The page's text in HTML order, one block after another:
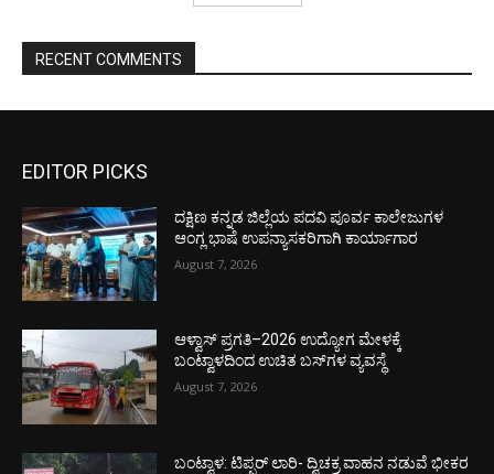
RECENT COMMENTS
EDITOR PICKS
ದಕ್ಷಿಣ ಕನ್ನಡ ಜಿಲ್ಲೆಯ ಪದವಿ ಪೂರ್ವ ಕಾಲೇಜುಗಳ
ಆಂಗ್ಲ ಭಾಷೆ ಉಪನ್ಯಾಸಕರಿಗಾಗಿ ಕಾರ್ಯಾಗಾರ
August 7, 2026
ಆಳ್ವಾಸ್ ಪ್ರಗತಿ–2026 ಉದ್ಯೋಗ ಮೇಳಕ್ಕೆ
ಬಂಟ್ವಾಳದಿಂದ ಉಚಿತ ಬಸ್‌ಗಳ ವ್ಯವಸ್ಥೆ
August 7, 2026
ಬಂಟ್ವಾಳ: ಟಿಪ್ಪರ್ ಲಾರಿ- ದ್ವಿಚಕ್ರ ವಾಹನ ನಡುವೆ ಭೀಕರ